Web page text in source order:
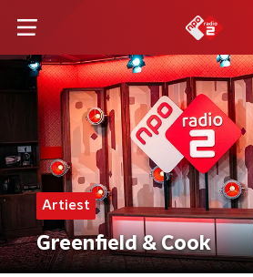
Artiest
Greenfield & Cook